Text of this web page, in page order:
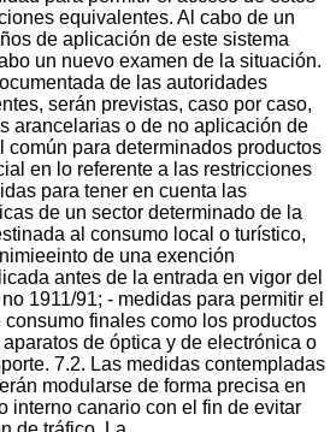
equivalentes. Al cabo de un
de aplicación de este sistema
un nuevo examen de la situación.
de las autoridades
serán previstas, caso por caso,
arancelarias o de no aplicación de
común para determinados productos
en lo referente a las restricciones
para tener en cuenta las
de un sector determinado de la
al consumo local o turístico,
de una exención
antes de la entrada en vigor del
1911/91; - medidas para permitir el
finales como los productos
de óptica y de electrónica o
7.2. Las medidas contempladas
modularse de forma precisa en
interno canario con el fin de evitar